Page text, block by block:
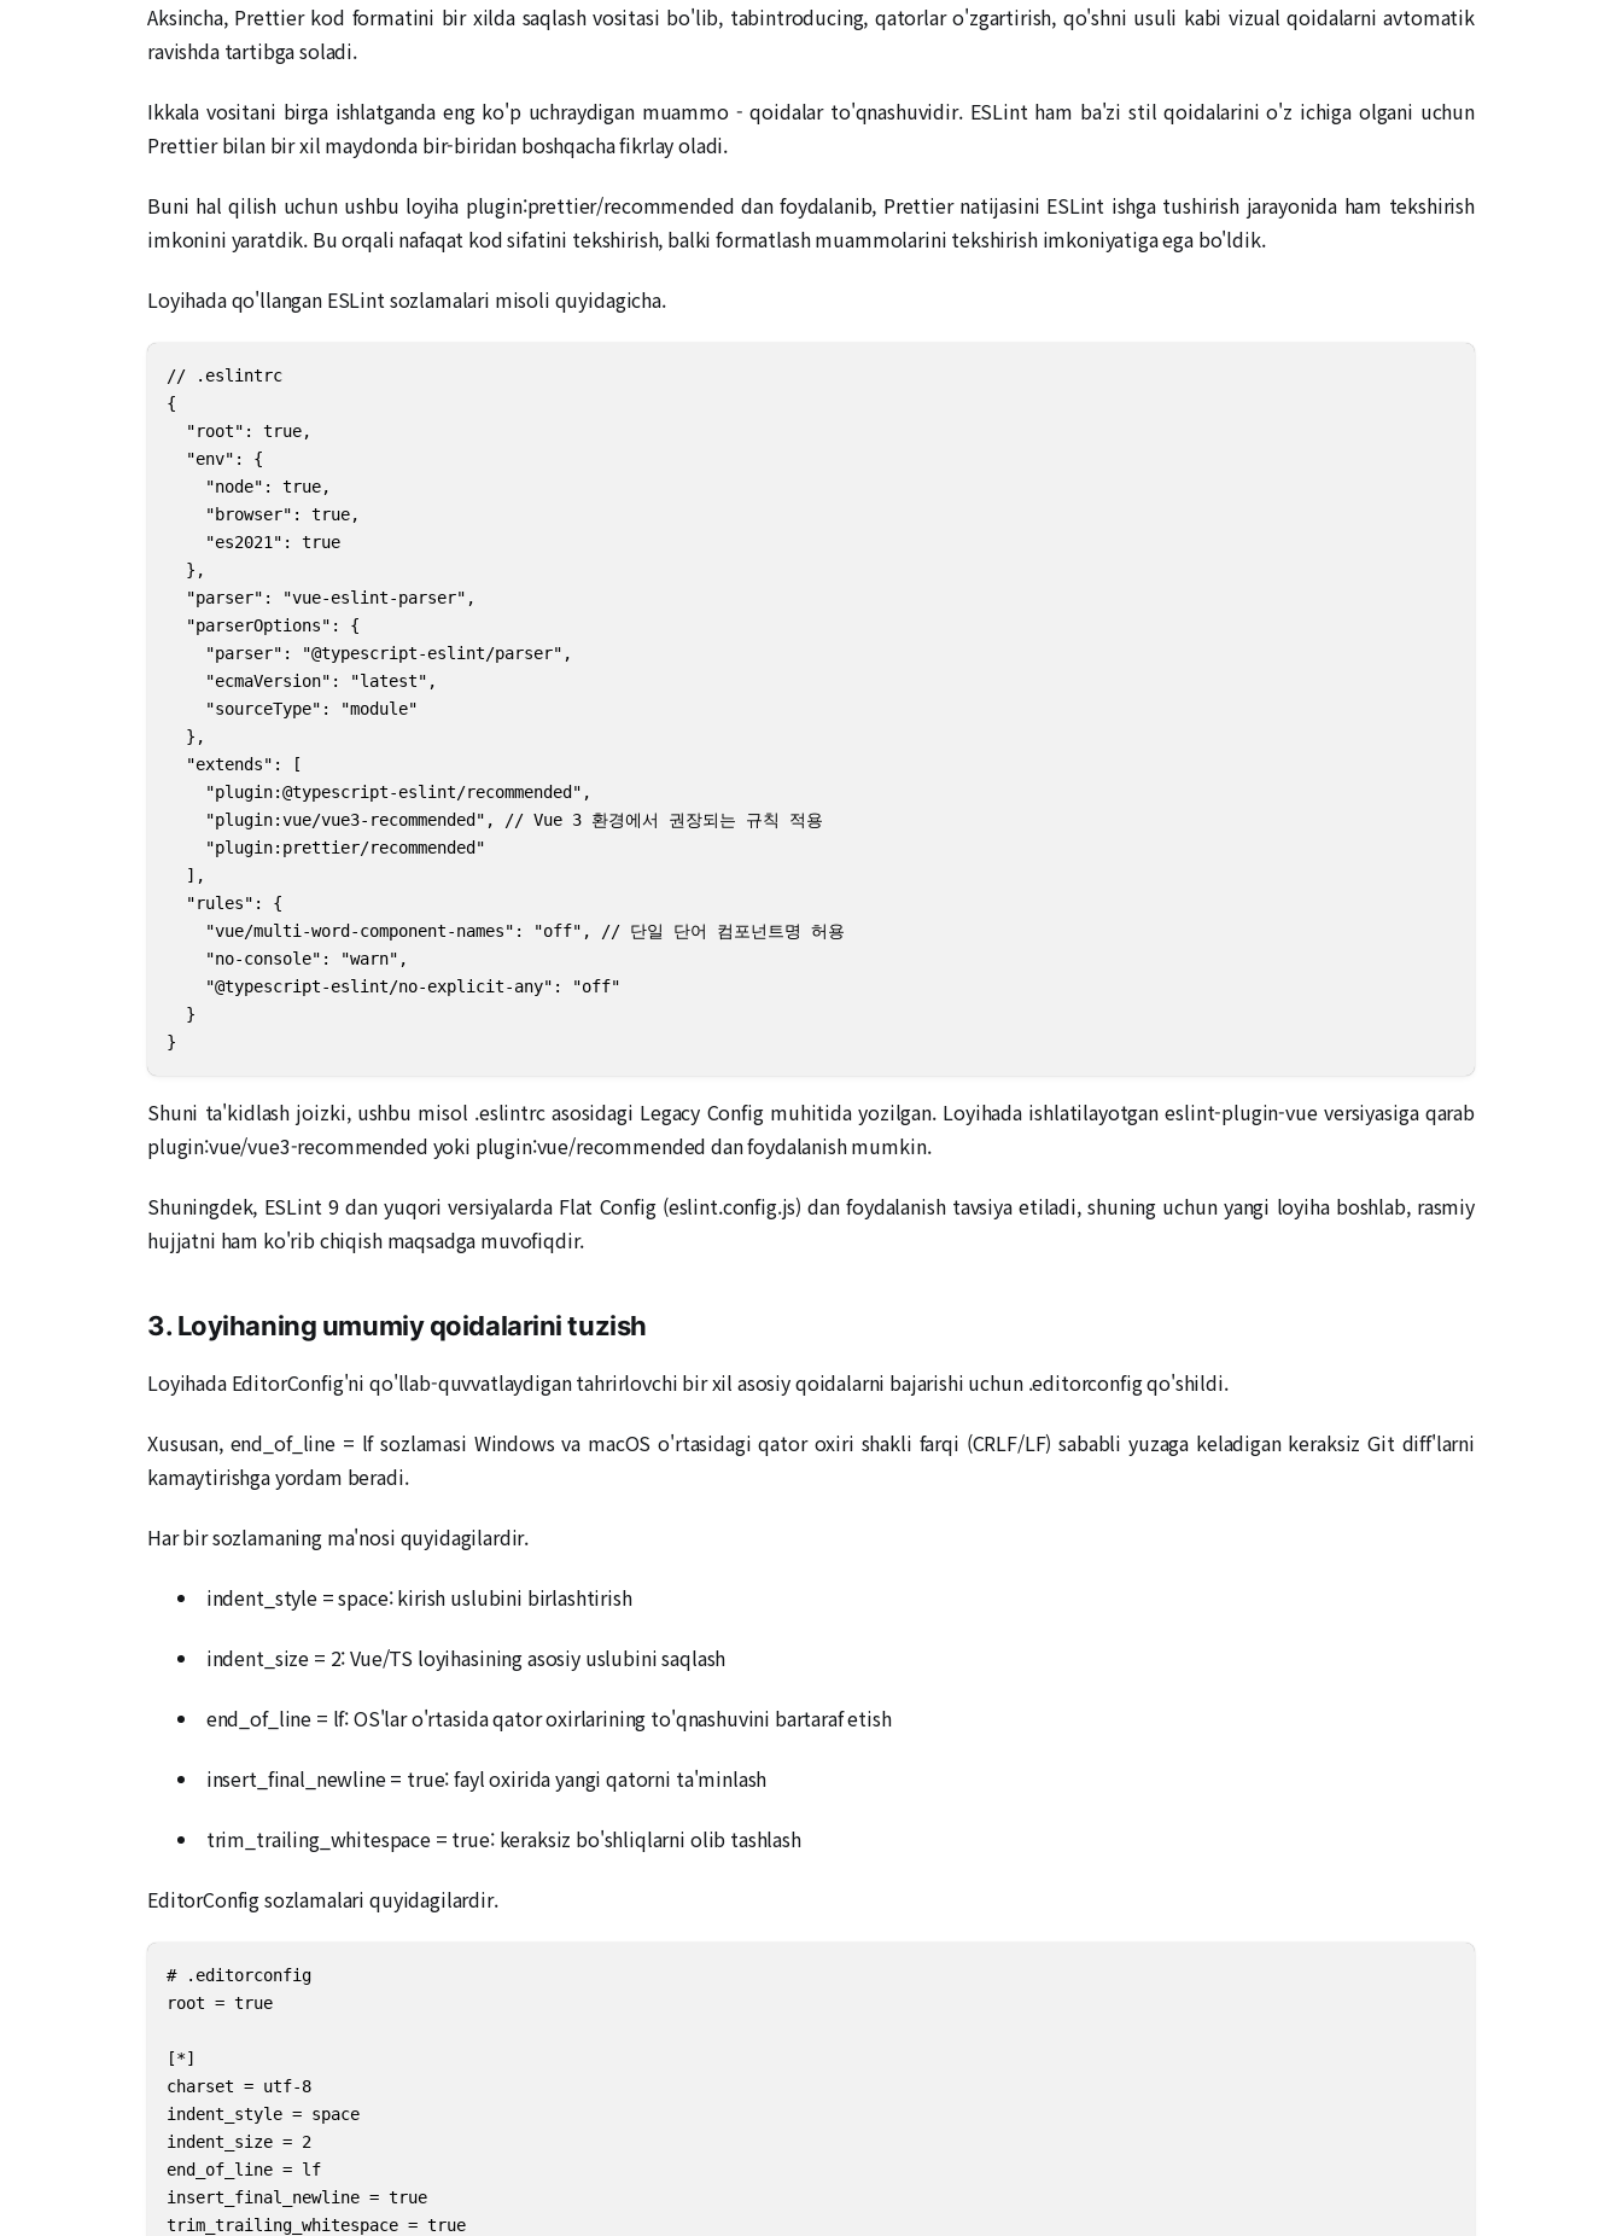
Aksincha, Prettier kod formatini bir xilda saqlash vositasi bo'lib, tabintroducing, qatorlar o'zgartirish, qo'shni usuli kabi vizual qoidalarni avtomatik
ravishda tartibga soladi.
Ikkala vositani birga ishlatganda eng ko'p uchraydigan muammo - qoidalar to'qnashuvidir. ESLint ham ba'zi stil qoidalarini o'z ichiga olgani uchun
Prettier bilan bir xil maydonda bir-biridan boshqacha fikrlay oladi.
Buni hal qilish uchun ushbu loyiha plugin:prettier/recommended dan foydalanib, Prettier natijasini ESLint ishga tushirish jarayonida ham tekshirish
imkonini yaratdik. Bu orqali nafaqat kod sifatini tekshirish, balki formatlash muammolarini tekshirish imkoniyatiga ega bo'ldik.
Loyihada qo'llangan ESLint sozlamalari misoli quyidagicha.
// .eslintrc
{
"root": true,
"env": {
"node": true,
"browser": true,
"es2021": true
},
"parser": "vue-eslint-parser",
"parserOptions": {
"parser": "@typescript-eslint/parser",
"ecmaVersion": "latest",
"sourceType": "module"
},
"extends": [
"plugin:@typescript-eslint/recommended",
"plugin:vue/vue3-recommended", // Vue 3 환경에서 권장되는 규칙 적용
"plugin:prettier/recommended"
],
"rules": {
"vue/multi-word-component-names": "off", // 단일 단어 컴포넌트명 허용
"no-console": "warn",
"@typescript-eslint/no-explicit-any": "off"
}
}
Shuni ta'kidlash joizki, ushbu misol .eslintrc asosidagi Legacy Config muhitida yozilgan. Loyihada ishlatilayotgan eslint-plugin-vue versiyasiga qarab
plugin:vue/vue3-recommended yoki plugin:vue/recommended dan foydalanish mumkin.
Shuningdek, ESLint 9 dan yuqori versiyalarda Flat Config (eslint.config.js) dan foydalanish tavsiya etiladi, shuning uchun yangi loyiha boshlab, rasmiy
hujjatni ham ko'rib chiqish maqsadga muvofiqdir.
3. Loyihaning umumiy qoidalarini tuzish
Loyihada EditorConfig'ni qo'llab-quvvatlaydigan tahrirlovchi bir xil asosiy qoidalarni bajarishi uchun .editorconfig qo'shildi.
Xususan, end_of_line = lf sozlamasi Windows va macOS o'rtasidagi qator oxiri shakli farqi (CRLF/LF) sababli yuzaga keladigan keraksiz Git diff'larni
kamaytirishga yordam beradi.
Har bir sozlamaning ma'nosi quyidagilardir.
indent_style = space: kirish uslubini birlashtirish
indent_size = 2: Vue/TS loyihasining asosiy uslubini saqlash
end_of_line = lf: OS'lar o'rtasida qator oxirlarining to'qnashuvini bartaraf etish
insert_final_newline = true: fayl oxirida yangi qatorni ta'minlash
trim_trailing_whitespace = true: keraksiz bo'shliqlarni olib tashlash
EditorConfig sozlamalari quyidagilardir.
# .editorconfig
root = true
[*]
charset = utf-8
indent_style = space
indent_size = 2
end_of_line = lf
insert_final_newline = true
trim_trailing_whitespace = true